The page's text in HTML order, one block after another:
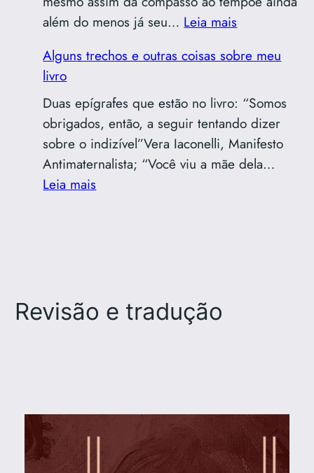
além do menos já seu… Leia mais:
anotações
viagem
Alguns trechos e outras coisas sobre meu
livro
Duas epígrafes que estão no livro: “Somos
obrigados, então, a seguir tentando dizer
sobre o indizível”Vera Iaconelli, Manifesto
Antimaternalista; “Você viu a mãe dela…
Leia mais:
sobre
meu
Revisão e tradução